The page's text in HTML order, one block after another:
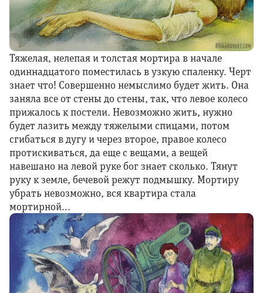
Тяжелая, нелепая и толстая мортира в начале
одиннадцатого поместилась в узкую спаленку. Черт
знает что! Совершенно немыслимо будет жить. Она
заняла все от стены до стены, так, что левое колесо
прижалось к постели. Невозможно жить, нужно
будет лазить между тяжелыми спицами, потом
сгибаться в дугу и через второе, правое колесо
протискиваться, да еще с вещами, а вещей
навешано на левой руке бог знает сколько. Тянут
руку к земле, бечевой режут подмышку. Мортиру
убрать невозможно, вся квартира стала
мортирной...